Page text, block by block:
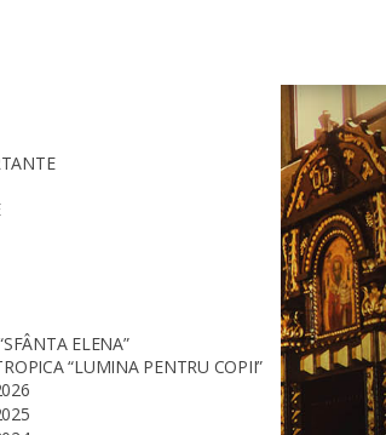
ELENA”
“LUMINA PENTRU COPII”